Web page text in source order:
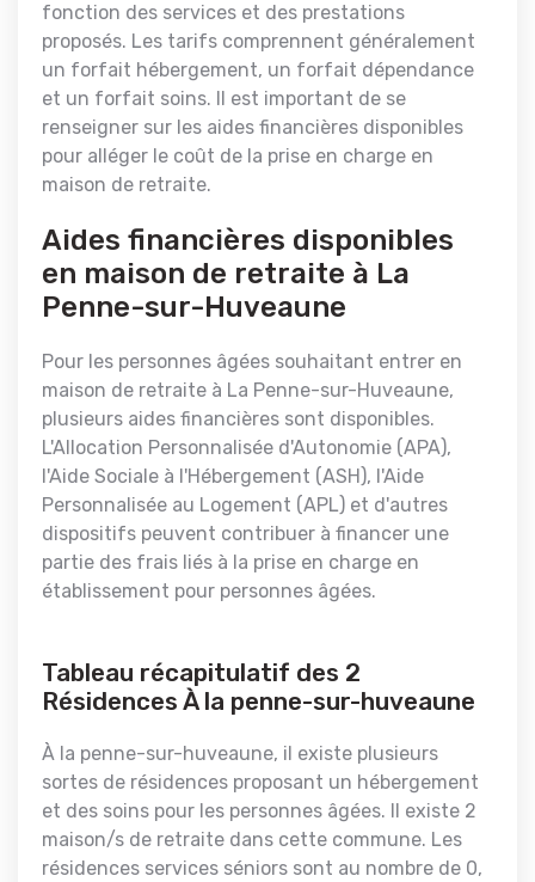
fonction des services et des prestations
proposés. Les tarifs comprennent généralement
un forfait hébergement, un forfait dépendance
et un forfait soins. Il est important de se
renseigner sur les aides financières disponibles
pour alléger le coût de la prise en charge en
maison de retraite.
Aides financières disponibles
en maison de retraite à La
Penne-sur-Huveaune
Pour les personnes âgées souhaitant entrer en
maison de retraite à La Penne-sur-Huveaune,
plusieurs aides financières sont disponibles.
L'Allocation Personnalisée d'Autonomie (APA),
l'Aide Sociale à l'Hébergement (ASH), l'Aide
Personnalisée au Logement (APL) et d'autres
dispositifs peuvent contribuer à financer une
partie des frais liés à la prise en charge en
établissement pour personnes âgées.
Tableau récapitulatif des 2
Résidences À la penne-sur-huveaune
À la penne-sur-huveaune, il existe plusieurs
sortes de résidences proposant un hébergement
et des soins pour les personnes âgées. Il existe 2
maison/s de retraite dans cette commune. Les
résidences services séniors sont au nombre de 0,